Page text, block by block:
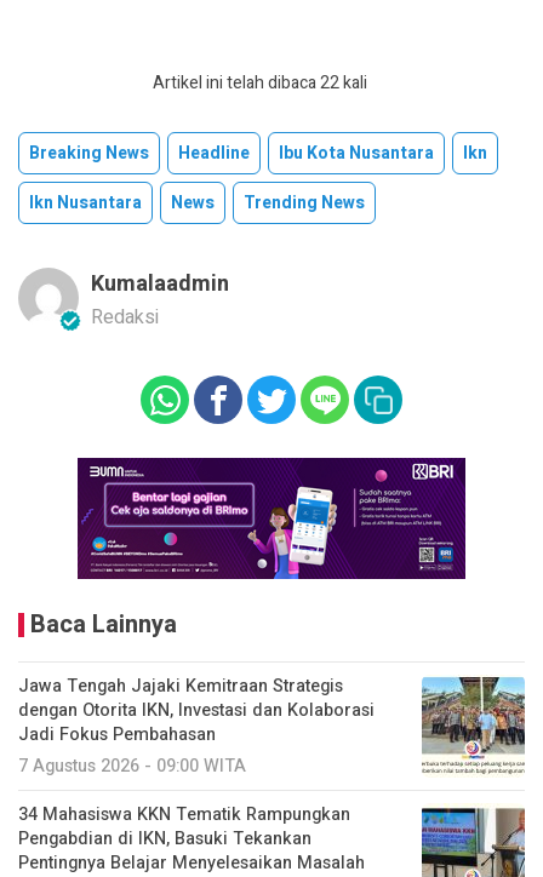
Artikel ini telah dibaca 22 kali
Breaking News Headline Ibu Kota Nusantara
Ikn
Ikn Nusantara
News Trending News
Kumalaadmin
Redaksi
Baca Lainnya
Jawa Tengah Jajaki Kemitraan Strategis
dengan Otorita IKN, Investasi dan Kolaborasi
Jadi Fokus Pembahasan
7 Agustus 2026 - 09:00 WITA
34 Mahasiswa KKN Tematik Rampungkan
Pengabdian di IKN, Basuki Tekankan
Pentingnya Belajar Menyelesaikan Masalah